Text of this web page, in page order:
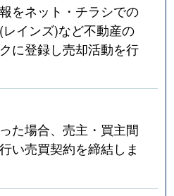
をネット・チラシでの
インズ)など不動産の
に登録し売却活動を行
た場合、売主・買主間
い売買契約を締結しま